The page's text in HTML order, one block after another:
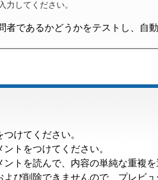
力してください。
者であるかどうかをテストし、自
けてください。
トをつけてください。
トを読んで、内容の単純な重複を
び削除できませんので、プレビ